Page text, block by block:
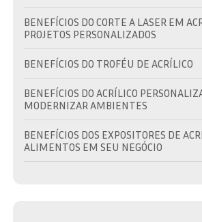
BENEFÍCIOS DO CORTE A LASER EM ACRÍLICO PARA
PROJETOS PERSONALIZADOS
BENEFÍCIOS DO TROFÉU DE ACRÍLICO
BENEFÍCIOS DO ACRÍLICO PERSONALIZADO PARA
MODERNIZAR AMBIENTES
BENEFÍCIOS DOS EXPOSITORES DE ACRÍLICO PARA
ALIMENTOS EM SEU NEGÓCIO